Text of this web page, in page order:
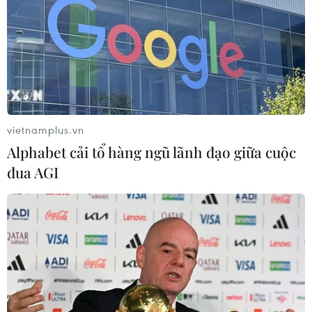
TIN CÙNG CHUYÊN MỤC
Meta tung công cụ AI lập trình tự
động cho nhà phát triển
06/08/2026 06:40
vietnamplus.vn
Alphabet cải tổ hàng ngũ lãnh đạo giữa cuộc
đua AGI